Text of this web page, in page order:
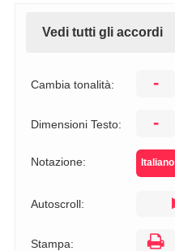
Vedi tutti gli accordi
Cambia tonalità: -
Dimensioni Testo: -
Notazione: Italiano
Autoscroll:
Stampa: